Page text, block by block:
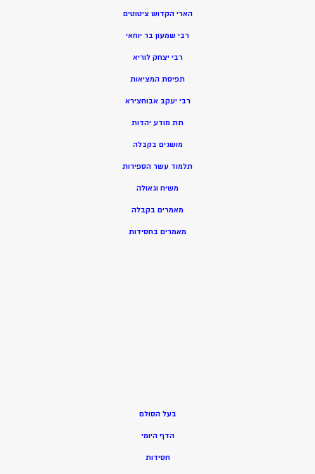
הארי הקדוש ציטוטים
רבי שמעון בר יוחאי
רבי יצחק לוריא
תפיסת המציאות
רבי יעקב אבוחצירא
תת מודע יהדות
מושגים בקבלה
תלמוד עשר הספירות
משיח וגאולה
מאמרים בקבלה
מאמרים בחסידות
בעל הסולם
הדף היומי
חסידות